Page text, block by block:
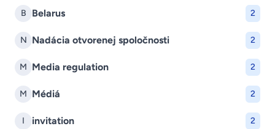
B Belarus 2
N Nadácia otvorenej spoločnosti 2
M Media regulation 2
M Médiá 2
I invitation 2